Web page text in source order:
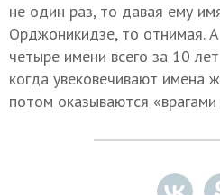
не один раз, то давая ему
Орджоникидзе, то отнимая.
четыре имени всего за 10
когда увековечивают имена
потом оказываются